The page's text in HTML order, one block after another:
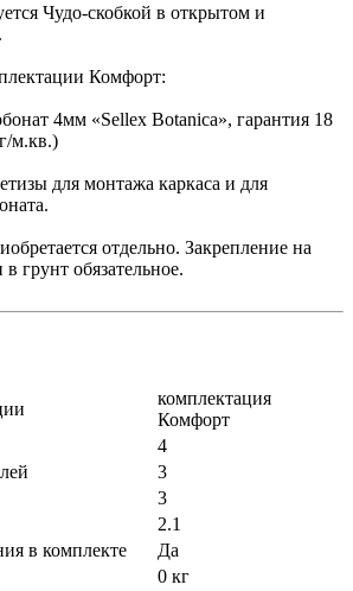
Чудо-скобкой в открытом и
Комфорт:
4мм «Sellex Botanica», гарантия 18
м.кв.)
для монтажа каркаса и для
отдельно. Закрепление на
грунт обязательное.
комплектация
Комфорт
4
3
3
2.1
в комплекте
Да
0 кг